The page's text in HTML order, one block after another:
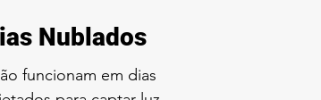
Nublados
funcionam em dias